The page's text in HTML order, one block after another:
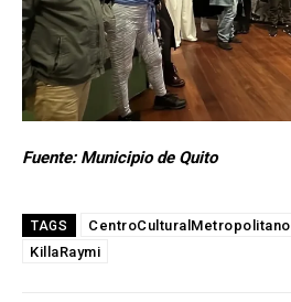
Fuente: Municipio de Quito
TAGS CentroCulturalMetropolitano
KillaRaymi